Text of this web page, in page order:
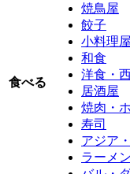
食べる
焼鳥屋
餃子
小料理屋
和食
洋食・
居酒屋
焼肉・
寿司
アジア
ラーメン